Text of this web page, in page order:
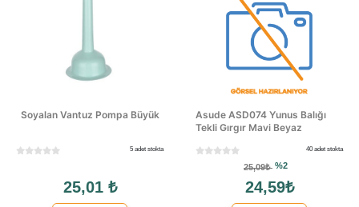
Soyalan Vantuz Pompa Büyük
5 adet stokta
25,01 ₺
Asude ASD074 Yunus Balığı
Tekli Gırgır Mavi Beyaz
40 adet stokta
25,09₺ %2
24,59₺